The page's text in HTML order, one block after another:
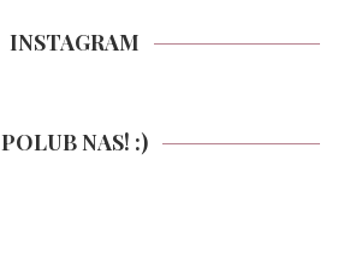
INSTAGRAM
POLUB NAS! :)